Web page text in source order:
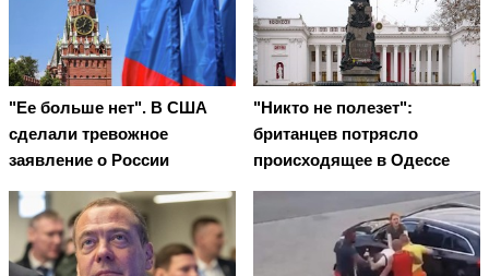
"Ее больше нет". В США
сделали тревожное
заявление о России
"Никто не полезет":
британцев потрясло
происходящее в Одессе